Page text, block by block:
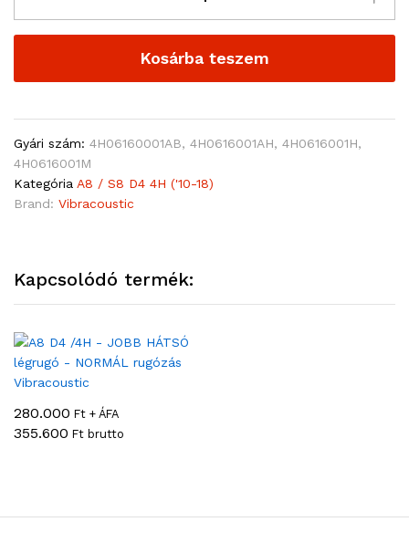
Kosárba teszem
Gyári szám: 4H06160001AB, 4H0616001AH, 4H0616001H,
4H0616001M
Kategória A8 / S8 D4 4H ('10-18)
Brand: Vibracoustic
Kapcsolódó termék:
280.000 Ft + ÁFA
355.600 Ft brutto